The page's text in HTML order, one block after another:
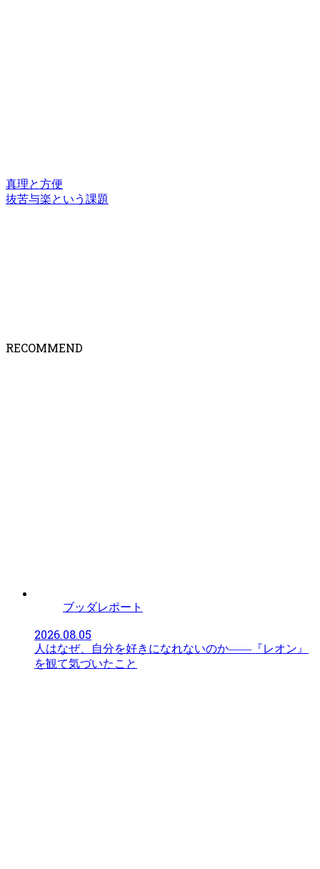
真理と方便
抜苦与楽という課題
RECOMMEND
ブッダレポート
2026.08.05
人はなぜ、自分を好きになれないのか――『レオン』
を観て気づいたこと